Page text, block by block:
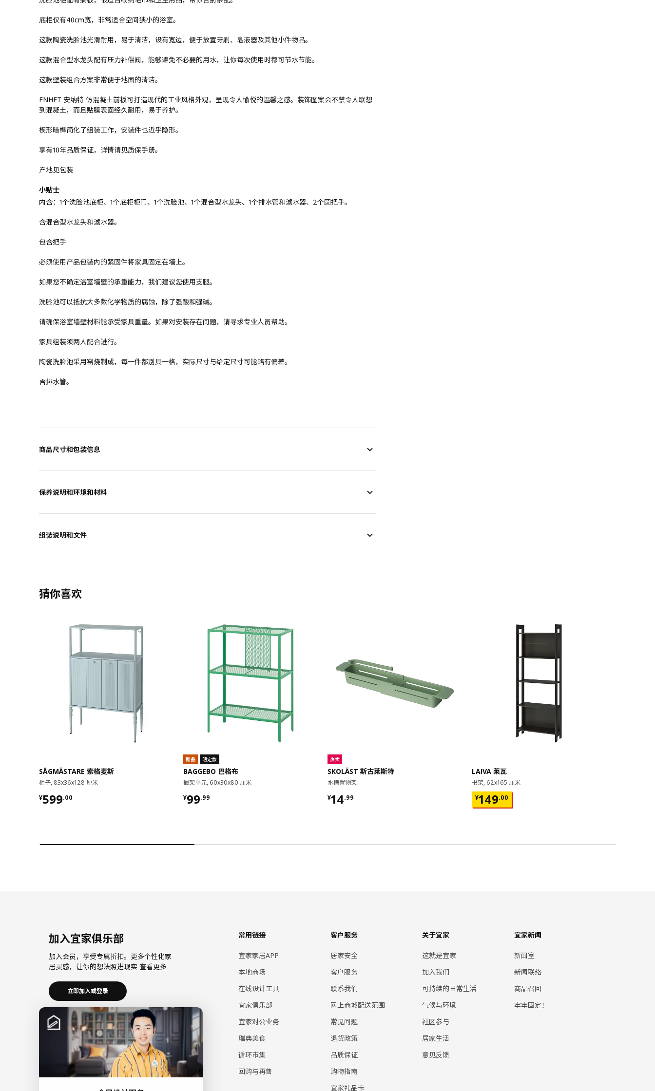
底柜仅有40cm宽，非常适合空间狭小的浴室。
这款陶瓷洗脸池光滑耐用，易于清洁，设有宽边，便于放置牙刷、皂液器及其他小件物品。
这款混合型水龙头配有压力补偿阀，能够避免不必要的用水，让你每次使用时都可节水节能。
这款壁装组合方案非常便于地面的清洁。
ENHET 安纳特 仿混凝土前板可打造现代的工业风格外观，呈现令人愉悦的温馨之感。装饰图案会不禁令人联想
到混凝土，而且贴膜表面经久耐用，易于养护。
楔形暗榫简化了组装工作，安装件也近乎隐形。
享有10年品质保证，详情请见质保手册。
产地见包装
小贴士
内含：1个洗脸池底柜、1个底柜柜门、1个洗脸池、1个混合型水龙头、1个排水管和滤水器、2个圆把手。
含混合型水龙头和滤水器。
包含把手
必须使用产品包装内的紧固件将家具固定在墙上。
如果您不确定浴室墙壁的承重能力，我们建议您使用支腿。
洗脸池可以抵抗大多数化学物质的腐蚀，除了强酸和强碱。
请确保浴室墙壁材料能承受家具重量。如果对安装存在问题，请寻求专业人员帮助。
家具组装须两人配合进行。
陶瓷洗脸池采用窑烧制成，每一件都别具一格，实际尺寸与给定尺寸可能略有偏差。
含排水管。
商品尺寸和包装信息
保养说明和环境和材料
组装说明和文件
猜你喜欢
SÅGMÄSTARE 索格麦斯
柜子, 83x36x128 厘米
¥599.00
¥ 599.00
新品 限定款
BAGGEBO 巴格布
搁架单元, 60x30x80 厘米
¥99.99
¥ 99.99
热卖
SKOLÄST 斯古莱斯特
水槽置物架
¥14.99
¥ 14.99
LAIVA 莱瓦
书架, 62x165 厘米
¥149.00
¥ 149.00
加入宜家俱乐部
加入会员，享受专属折扣。更多个性化家
居灵感，让你的想法照进现实 查看更多
立即加入或登录
加入宜家企业会员
加入企业会员，享受会员6大权益以及专属
折扣。助力中小微企业共同成长。查看更
常用链接
宜家家居APP
本地商场
在线设计工具
宜家俱乐部
宜家对公业务
瑞典美食
循环市集
回购与再售
客户服务
居家安全
客户服务
联系我们
网上商城配送范围
常见问题
退货政策
品质保证
购物指南
宜家礼品卡
关于宜家
这就是宜家
加入我们
可持续的日常生活
气候与环境
社区参与
居家生活
意见反馈
宜家新闻
新闻室
新闻联络
商品召回
牢牢固定！